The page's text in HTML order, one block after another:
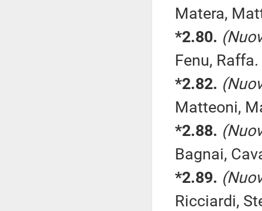
Matera,
*2.80.
Fenu, Raffa.
*2.82.
Matteoni,
*2.88.
Bagnai,
*2.89.
Ricciardi,